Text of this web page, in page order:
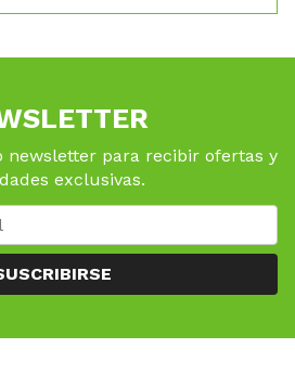
newsletter para recibir ofertas y
exclusivas.